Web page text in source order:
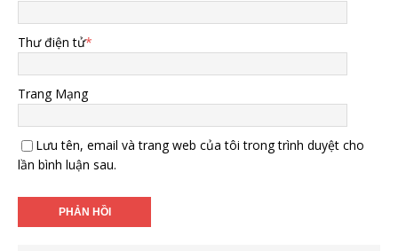
Thư điện tử*
Trang Mạng
Lưu tên, email và trang web của tôi trong trình duyệt cho
lần bình luận sau.